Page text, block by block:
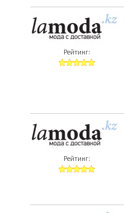
Рейтинг:
Рейтинг: